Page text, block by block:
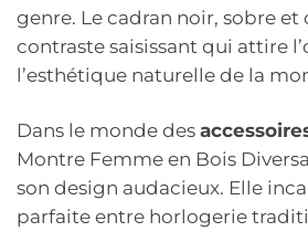
genre. Le cadran noir, sobre et
contraste saisissant qui attire
l’esthétique naturelle de la
Dans le monde des
Montre Femme en Bois
son design audacieux. Elle
parfaite entre horlogerie